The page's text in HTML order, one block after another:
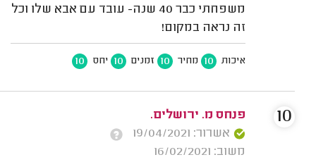
משפחתי כבר 40 שנה- עובד עם אבא שלו וכל
זה נראה במקום!
איכות 10 מחיר 10 זמנים 10 יחס 10
פנחס מ. ירושלים.
אשרור: 19/04/2021
משוב: 16/02/2021
10